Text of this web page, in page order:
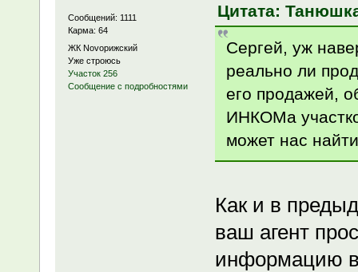
Сообщений: 1111
Карма: 64
ЖК Novoрижский
Уже строюсь
Участок 256
Сообщение с подробностями
Цитата:
Сергей, уж
реально ли
его продажей,
ИНКОМа
может нас
Как и в
ваш агент
информацию в